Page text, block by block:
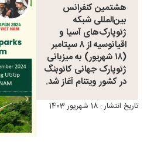
هشتمين کنفرانس
بین‌المللی شبکه
ژئوپارک‌های آسیا و
اقیانوسیه از ۸ سپتامبر
(۱۸ شهریور) به میزبانی
ژئوپارک جهانی کائوبنگ
در کشور ویتنام آغاز شد.
تاریخ انتشار : 18 شهریور 1403